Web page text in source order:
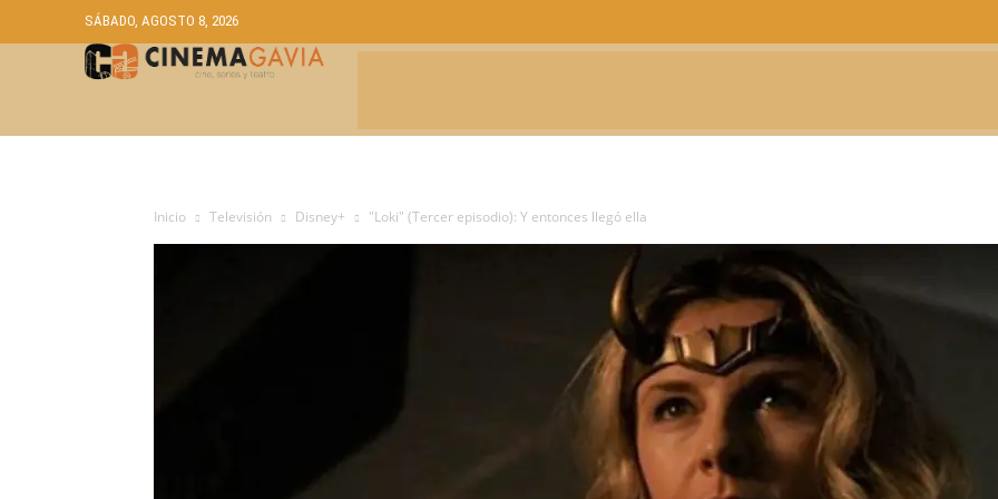
SÁBADO, AGOSTO 8, 2026
Inicio Televisión Disney+ "Loki" (Tercer episodio): Y entonces llegó ella